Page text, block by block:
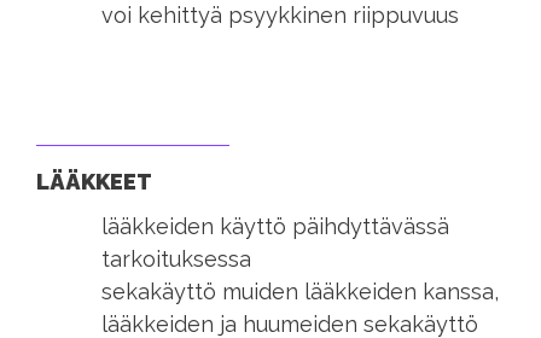
voi kehittyä psyykkinen riippuvuus
LÄÄKKEET
lääkkeiden käyttö päihdyttävässä
tarkoituksessa
sekakäyttö muiden lääkkeiden kanssa,
lääkkeiden ja huumeiden sekakäyttö